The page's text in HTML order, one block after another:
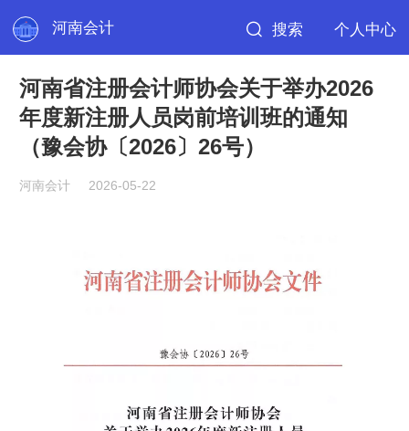
河南会计 搜索 个人中心
河南省注册会计师协会关于举办2026
年度新注册人员岗前培训班的通知
（豫会协〔2026〕26号）
河南会计 2026-05-22